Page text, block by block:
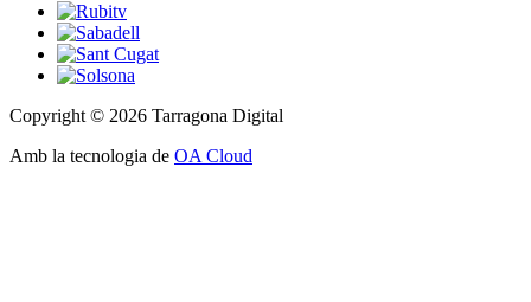
Copyright © 2026 Tarragona Digital
Amb la tecnologia de OA Cloud